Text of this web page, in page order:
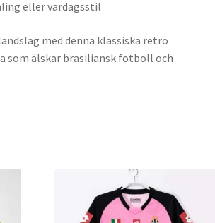
eller vardagsstil
med denna klassiska retro
som älskar brasiliansk fotboll och